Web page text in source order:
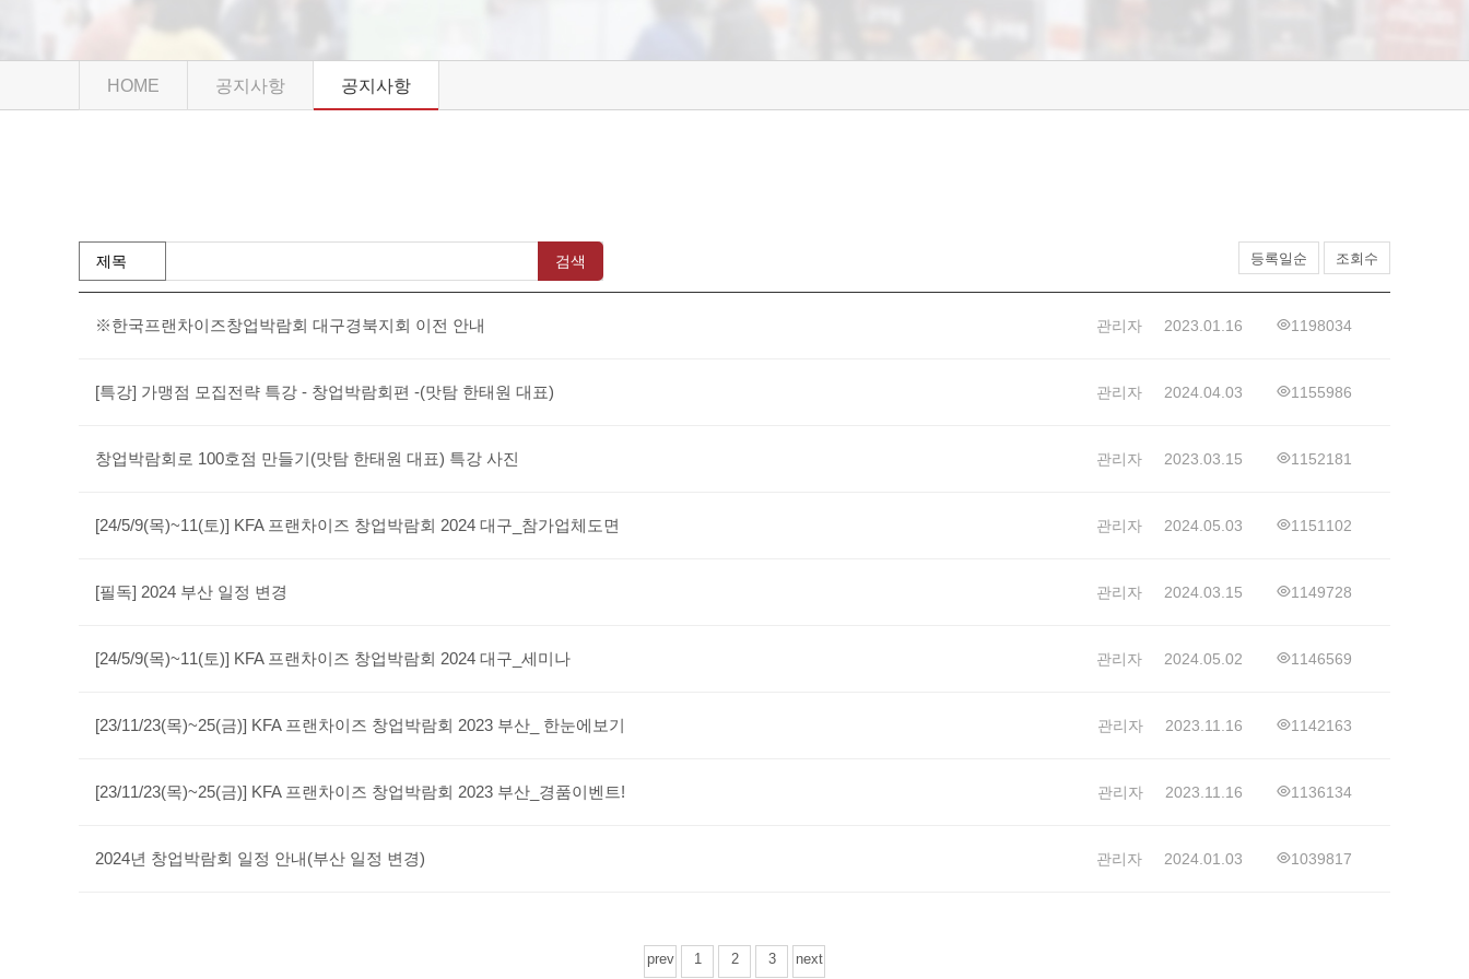
HOME 공지사항 공지사항
검색 등록일순 조회수
※한국프랜차이즈창업박람회 대구경북지회 이전 안내 관리자 2023.01.16 1198034
[특강] 가맹점 모집전략 특강 - 창업박람회편 -(맛탐 한태원 대표) 관리자 2024.04.03 1155986
창업박람회로 100호점 만들기(맛탐 한태원 대표) 특강 사진 관리자 2023.03.15 1152181
[24/5/9(목)~11(토)] KFA 프랜차이즈 창업박람회 2024 대구_참가업체도면 관리자 2024.05.03 1151102
[필독] 2024 부산 일정 변경 관리자 2024.03.15 1149728
[24/5/9(목)~11(토)] KFA 프랜차이즈 창업박람회 2024 대구_세미나 관리자 2024.05.02 1146569
[23/11/23(목)~25(금)] KFA 프랜차이즈 창업박람회 2023 부산_ 한눈에보기 관리자 2023.11.16 1142163
[23/11/23(목)~25(금)] KFA 프랜차이즈 창업박람회 2023 부산_경품이벤트! 관리자 2023.11.16 1136134
2024년 창업박람회 일정 안내(부산 일정 변경) 관리자 2024.01.03 1039817
prev 1 2 3 next